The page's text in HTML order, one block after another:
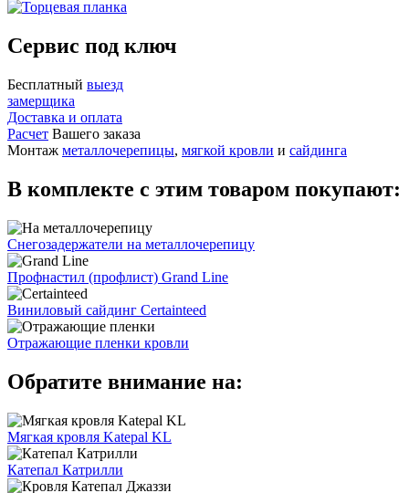
Сервис под ключ
Бесплатный выезд
замерщика
Доставка и оплата
Расчет Вашего заказа
Монтаж металлочерепицы, мягкой кровли и сайдинга
В комплекте с этим товаром покупают:
Снегозадержатели на металлочерепицу
Профнастил (профлист) Grand Line
Виниловый сайдинг Certainteed
Отражающие пленки кровли
Обратите внимание на:
Мягкая кровля Katepal KL
Катепал Катрилли